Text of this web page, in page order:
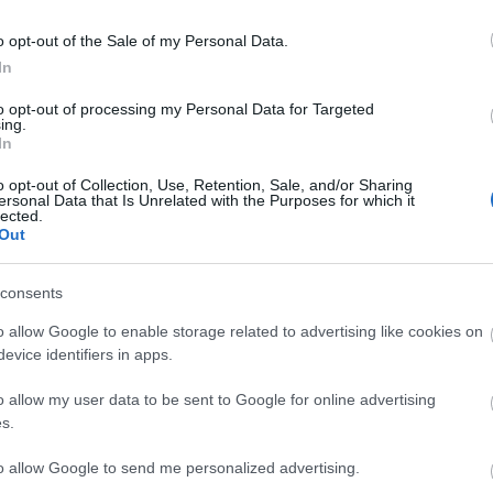
opt-out of the Sale of my Personal Data.
opt-out of processing my Personal Data for Targeted
opt-out of Collection, Use, Retention, Sale, and/or Sharing
Data that Is Unrelated with the Purposes for which it
allow Google to enable storage related to advertising like cookies on
identifiers in apps.
allow my user data to be sent to Google for online advertising
allow Google to send me personalized advertising.
är det bra att vara flera tillsammans. Alla
säger Jörgen.
15:e maj till Schweiz för att bli
Sen kommer vi kanske att åka ner och
med att utvärdera förra säsongen och att
och justeringar. I fjol stämde träningen
att stå på. Nu sätter vi igång med träningen för